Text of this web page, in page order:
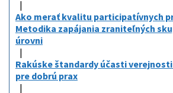
Ako merať kvalitu participatívnych
Metodika zapájania zraniteľných
úrovni
Rakúske štandardy účasti
pre dobrú prax